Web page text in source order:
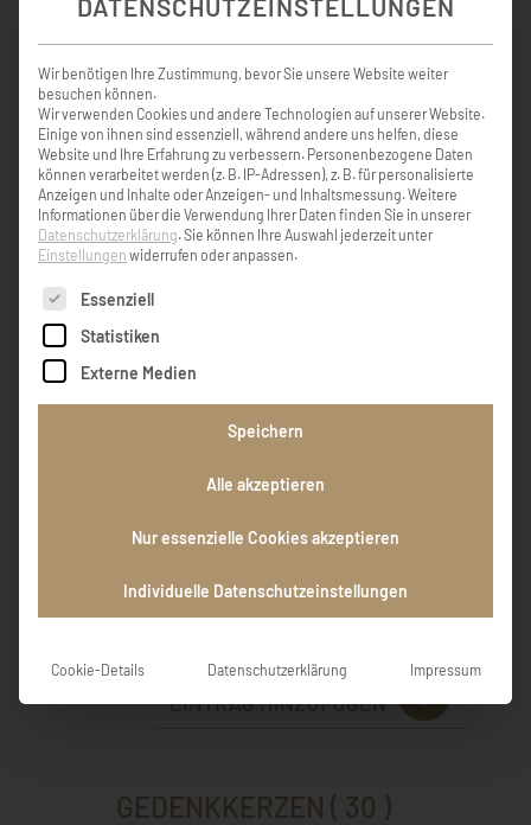
KONDOLENZBUCH ( 6 )
In diesen schweren Stunden des
Abschiednehmens begleite ich Euch in
Gedanken. Die Mutter wars, was bedarfs der
In diesen schweren Stunden des
Gedanken. Die Mutter wars, was bedarfs der
EINTRAG HINZUFÜGEN
GEDENKKERZEN ( 30 )
DATENSCHUTZEINSTELLUNGEN
Wir benötigen Ihre Zustimmung, bevor Sie unsere Website weiter
besuchen können.
Wir verwenden Cookies und andere Technologien auf unserer Website.
Einige von ihnen sind essenziell, während andere uns helfen, diese
Website und Ihre Erfahrung zu verbessern. Personenbezogene Daten
können verarbeitet werden (z. B. IP-Adressen), z. B. für personalisierte
Anzeigen und Inhalte oder Anzeigen- und Inhaltsmessung.Weitere
Informationen über die Verwendung Ihrer Daten finden Sie in unserer
Datenschutzerklärung.Sie können Ihre Auswahl jederzeit unter
Einstellungen widerrufen oder anpassen.
Es folgt eine Liste der Service-Gruppen, für die eine
Essenziell
Statistiken
Externe Medien
Speichern
Alle akzeptieren
Nur essenzielle Cookies akzeptieren
Individuelle Datenschutzeinstellungen
Cookie-Details Datenschutzerklärung Impressum